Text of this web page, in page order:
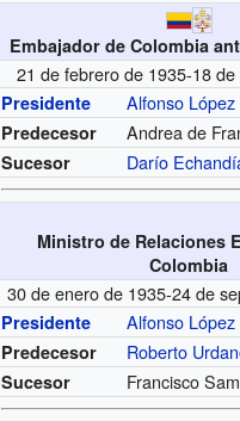
Embajador de Colombia
21 de febrero de 1935-18
Presidente Alfonso
Predecesor Andrea de
Sucesor Darío
Ministro de Relaciones
Colombia
30 de enero de 1935-24 de
Presidente Alfonso
Predecesor Roberto
Sucesor Francisco